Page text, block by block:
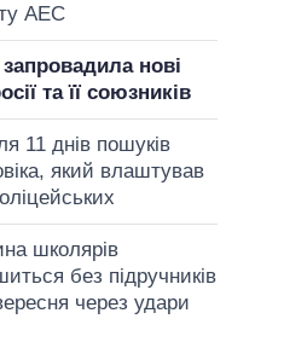
АЕС
нові
та її союзників
11 днів пошуків
який влаштував
школярів
без підручників
через удари